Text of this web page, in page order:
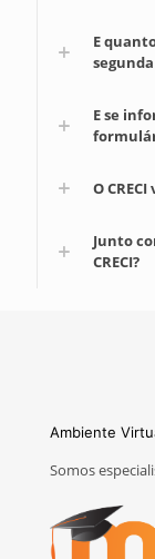
E
E se
O
Junto
CRECI?
Ambiente
Somos